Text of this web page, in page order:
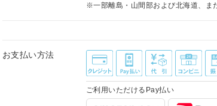
※一部離島・山間部および北海道、ま
お支払い方法
ご利用いただけるPay払い